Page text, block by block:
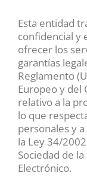
Esta entidad
confidencial y
ofrecer los
garantías
Reglamento
Europeo y del
relativo a la
lo que
personales y
la Ley 34/
Sociedad de
Electrónico.